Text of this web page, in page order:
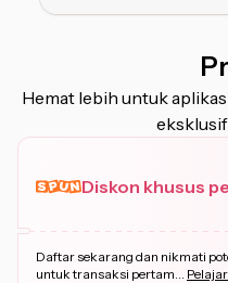
Hemat lebih untuk
Diskon khusus
Daftar sekarang dan nikmati
untuk transaksi pertam